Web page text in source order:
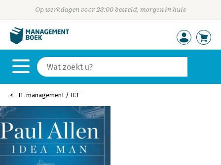
Op werkdagen voor 23:00 besteld, morgen in huis
IT-management / ICT